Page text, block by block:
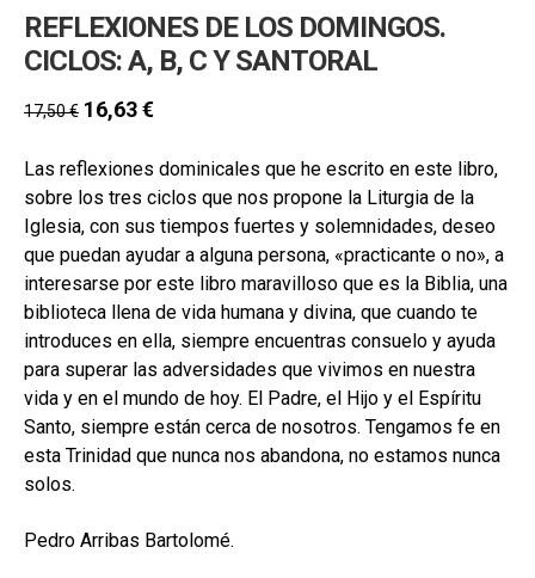
REFLEXIONES DE LOS DOMINGOS.
CICLOS: A, B, C Y SANTORAL
17,50€ 16,63€
Las reflexiones dominicales que he escrito en este libro,
sobre los tres ciclos que nos propone la Liturgia de la
Iglesia, con sus tiempos fuertes y solemnidades, deseo
que puedan ayudar a alguna persona, «practicante o no», a
interesarse por este libro maravilloso que es la Biblia, una
biblioteca llena de vida humana y divina, que cuando te
introduces en ella, siempre encuentras consuelo y ayuda
para superar las adversidades que vivimos en nuestra
vida y en el mundo de hoy. El Padre, el Hijo y el Espíritu
Santo, siempre están cerca de nosotros. Tengamos fe en
esta Trinidad que nunca nos abandona, no estamos nunca
solos.
Pedro Arribas Bartolomé.